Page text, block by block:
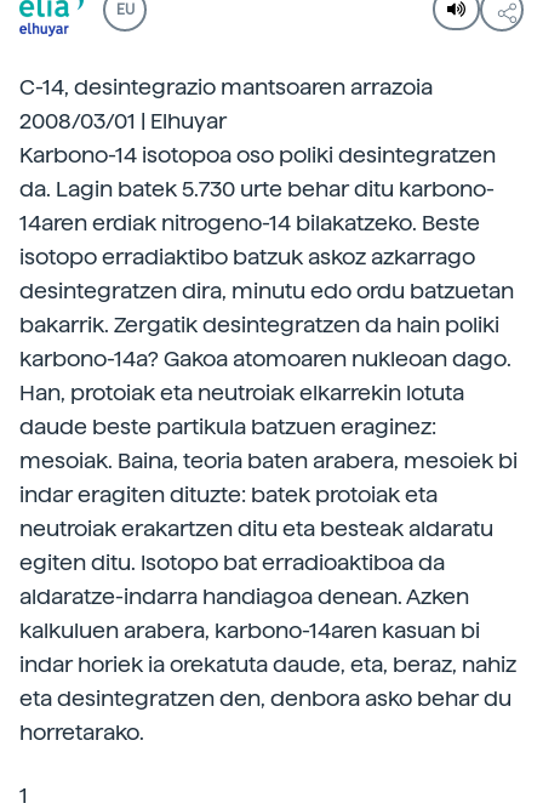
EU
C-14, desintegrazio mantsoaren arrazoia
2008/03/01 | Elhuyar
Karbono-14 isotopoa oso poliki desintegratzen
da. Lagin batek 5.730 urte behar ditu karbono-
14aren erdiak nitrogeno-14 bilakatzeko. Beste
isotopo erradiaktibo batzuk askoz azkarrago
desintegratzen dira, minutu edo ordu batzuetan
bakarrik. Zergatik desintegratzen da hain poliki
karbono-14a? Gakoa atomoaren nukleoan dago.
Han, protoiak eta neutroiak elkarrekin lotuta
daude beste partikula batzuen eraginez:
mesoiak. Baina, teoria baten arabera, mesoiek bi
indar eragiten dituzte: batek protoiak eta
neutroiak erakartzen ditu eta besteak aldaratu
egiten ditu. Isotopo bat erradioaktiboa da
aldaratze-indarra handiagoa denean. Azken
kalkuluen arabera, karbono-14aren kasuan bi
indar horiek ia orekatuta daude, eta, beraz, nahiz
eta desintegratzen den, denbora asko behar du
horretarako.
1